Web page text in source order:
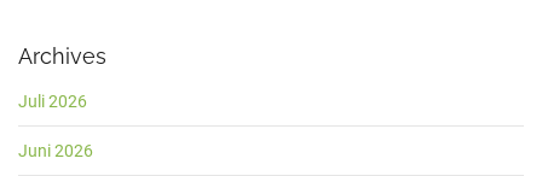
Archives
Juli 2026
Juni 2026